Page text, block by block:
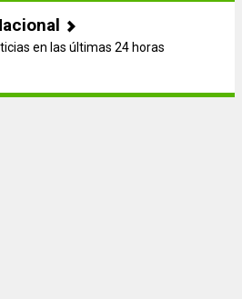
en las últimas 24 horas